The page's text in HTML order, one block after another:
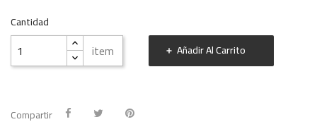
Cantidad
item Añadir Al Carrito
Compartir